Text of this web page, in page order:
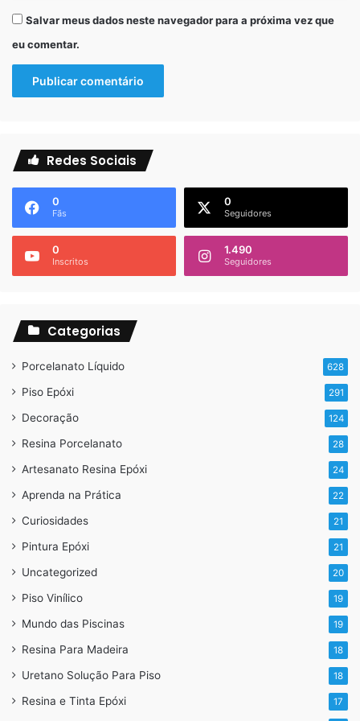
Salvar meus dados neste navegador para a próxima vez que
eu comentar.
Redes Sociais
0
Fãs
0
Seguidores
0
Inscritos
1.490
Seguidores
Categorias
Porcelanato Líquido 628
Piso Epóxi 291
Decoração 124
Resina Porcelanato 28
Artesanato Resina Epóxi 24
Aprenda na Prática 22
Curiosidades 21
Pintura Epóxi 21
Uncategorized 20
Piso Vinílico 19
Mundo das Piscinas 19
Resina Para Madeira 18
Uretano Solução Para Piso 18
Resina e Tinta Epóxi 17